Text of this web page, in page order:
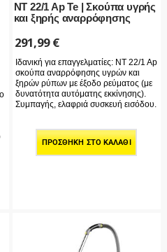
NT 22/1 Ap Te | Σκούπα υγρής
και ξηρής αναρρόφησης
291,99€
Ιδανική για επαγγελματίες: NT 22/1 Ap
σκούπα αναρρόφησης υγρών και
ξηρών ρύπων με έξοδο ρεύματος (με
δυνατότητα αυτόματης εκκίνησης).
Συμπαγής, ελαφριά συσκευή εισόδου.
ΠΡΟΣΘΉΚΗ ΣΤΟ ΚΑΛΆΘΙ